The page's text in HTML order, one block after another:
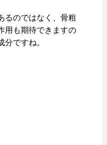
るのではなく、骨粗
用も期待できますの
ですね。